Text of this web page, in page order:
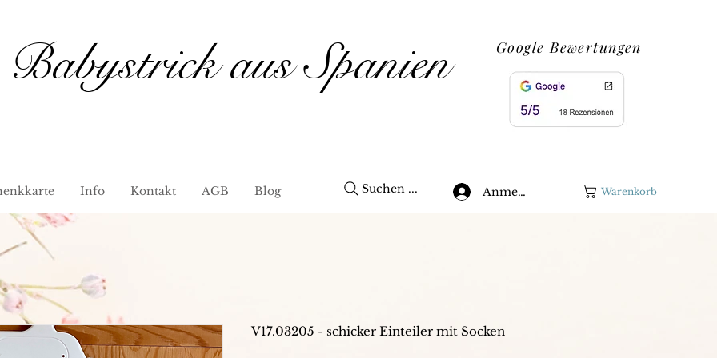
Babystrick aus Spanien Google Bewertungen
Info Kontakt AGB Blog Suchen ... Anmelden Warenkorb
V17.03205 - schicker Einteiler mit Socken